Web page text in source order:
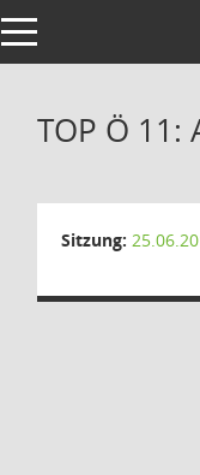
Toggle navigation
TOP Ö
Sitzung: